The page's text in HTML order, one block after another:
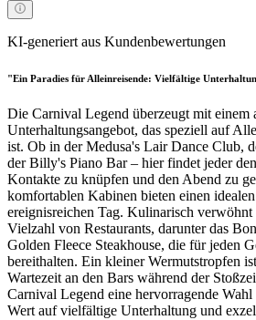
KI-generiert aus Kundenbewertungen
"Ein Paradies für Alleinreisende: Vielfältige
Die Carnival Legend überzeugt mit einem
Unterhaltungsangebot, das speziell auf
ist. Ob in der Medusa's Lair Dance Club,
der Billy's Piano Bar – hier findet jeder
Kontakte zu knüpfen und den Abend zu
komfortablen Kabinen bieten einen
ereignisreichen Tag. Kulinarisch
Vielzahl von Restaurants, darunter das
Golden Fleece Steakhouse, die für jeden
bereithalten. Ein kleiner Wermutstropfen
Wartezeit an den Bars während der
Carnival Legend eine hervorragende
Wert auf vielfältige Unterhaltung und